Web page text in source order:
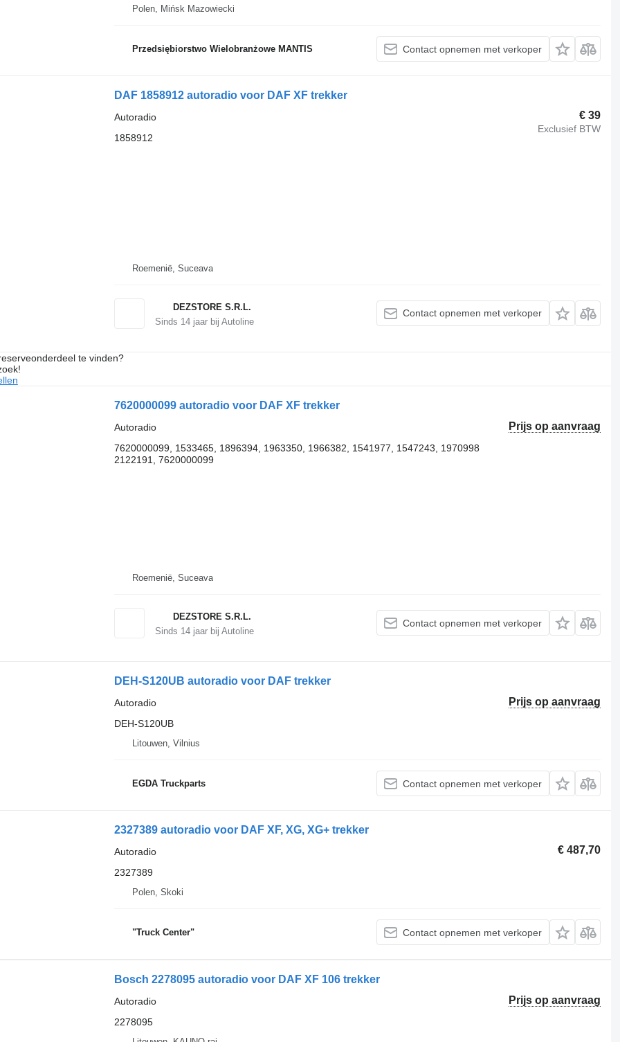
Polen, Mińsk Mazowiecki
Przedsiębiorstwo Wielobranżowe MANTIS Contact opnemen met verkoper
DAF 1858912 autoradio voor DAF XF trekker
€ 39
Exclusief BTW
Autoradio
1858912
Roemenië, Suceava
DEZSTORE S.R.L.
Sinds 14jaar bij Autoline
Contact opnemen met verkoper
te vinden?
7620000099 autoradio voor DAF XF trekker
Prijs op aanvraag
Autoradio
7620000099, 1533465, 1896394, 1963350, 1966382, 1541977, 1547243, 1970998
2122191, 7620000099
Roemenië, Suceava
DEZSTORE S.R.L.
Sinds 14jaar bij Autoline
Contact opnemen met verkoper
DEH-S120UB autoradio voor DAF trekker
Prijs op aanvraag
Autoradio
DEH-S120UB
Litouwen, Vilnius
EGDA Truckparts Contact opnemen met verkoper
2327389 autoradio voor DAF XF, XG, XG+ trekker
€ 487,70
Autoradio
2327389
Polen, Skoki
"Truck Center" Contact opnemen met verkoper
Bosch 2278095 autoradio voor DAF XF 106 trekker
Prijs op aanvraag
Autoradio
2278095